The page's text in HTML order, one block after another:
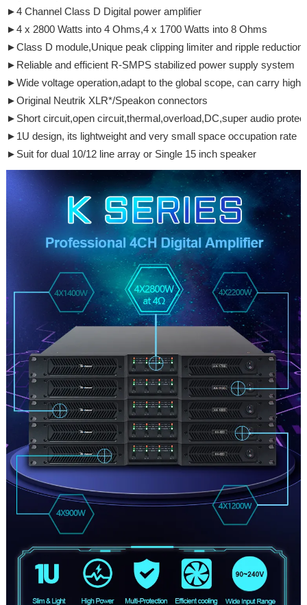
►4 Channel Class D Digital power amplifier
►4 x 2800 Watts into 4 Ohms,4 x 1700 Watts into 8 Ohms
►Class D module,Unique peak clipping limiter and ripple reduction
►Reliable and efficient R-SMPS stabilized power supply system
►Wide voltage operation,adapt to the global scope, can carry
►Original Neutrik XLR*/Speakon connectors
►Short circuit,open circuit,thermal,overload,DC,super audio
►1U design, its lightweight and very small space occupation rate
►Suit for dual 10/12 line array or Single 15 inch speaker